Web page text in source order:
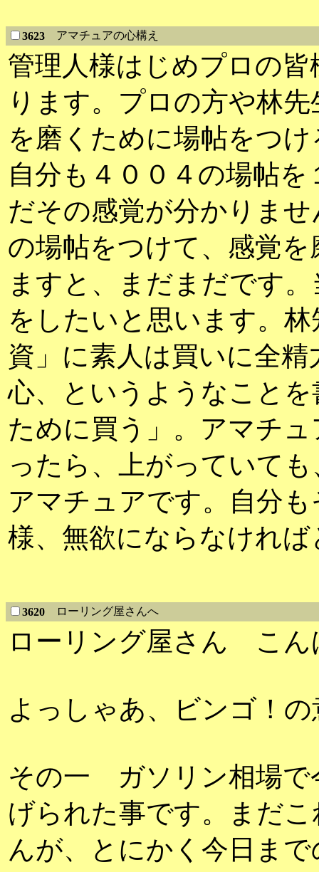
3623 アマチュアの心構え
管理人様はじめプロの
ります。プロの方や林
を磨くために場帖をつ
自分も４００４の場帖
だその感覚が分かりま
の場帖をつけて、感覚
ますと、まだまだです
をしたいと思います。
資」に素人は買いに全
心、というようなこと
ために買う」。アマチ
ったら、上がっていて
アマチュアです。自分
様、無欲にならなけれ
3620 ローリング屋さんへ
ローリング屋さん こん
よっしゃあ、ビンゴ！
その一 ガソリン相場で
げられた事です。まだ
んが、とにかく今日ま